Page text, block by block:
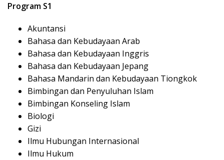
Program S1
Akuntansi
Bahasa dan Kebudayaan Arab
Bahasa dan Kebudayaan Inggris
Bahasa dan Kebudayaan Jepang
Bahasa Mandarin dan Kebudayaan Tiongkok
Bimbingan dan Penyuluhan Islam
Bimbingan Konseling Islam
Biologi
Gizi
Ilmu Hubungan Internasional
Ilmu Hukum